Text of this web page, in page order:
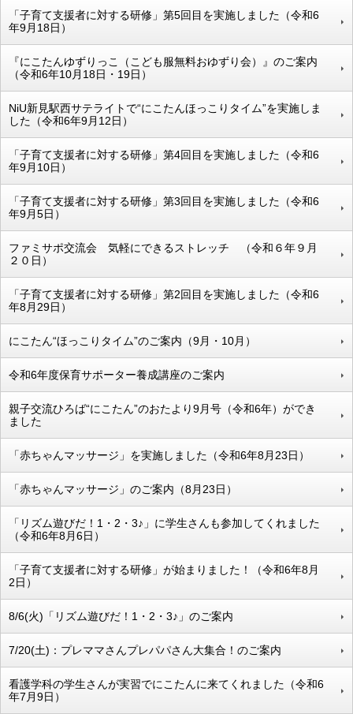
「子育て支援者に対する研修」第5回目を実施しました（令和6
年9月18日）
『にこたんゆずりっこ（こども服無料おゆずり会）』のご案内
（令和6年10月18日・19日）
NiU新見駅西サテライトで“にこたんほっこりタイム”を実施しま
した（令和6年9月12日）
「子育て支援者に対する研修」第4回目を実施しました（令和6
年9月10日）
「子育て支援者に対する研修」第3回目を実施しました（令和6
年9月5日）
ファミサポ交流会 気軽にできるストレッチ （令和６年９月
２０日）
「子育て支援者に対する研修」第2回目を実施しました（令和6
年8月29日）
にこたん“ほっこりタイム”のご案内（9月・10月）
令和6年度保育サポーター養成講座のご案内
親子交流ひろば“にこたん”のおたより9月号（令和6年）ができ
ました
「赤ちゃんマッサージ」を実施しました（令和6年8月23日）
「赤ちゃんマッサージ」のご案内（8月23日）
「リズム遊びだ！1・2・3♪」に学生さんも参加してくれました
（令和6年8月6日）
「子育て支援者に対する研修」が始まりました！（令和6年8月
2日）
8/6(火)「リズム遊びだ！1・2・3♪」のご案内
7/20(土)：プレママさんプレパパさん大集合！のご案内
看護学科の学生さんが実習でにこたんに来てくれました（令和6
年7月9日）